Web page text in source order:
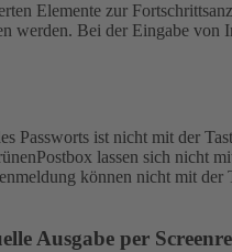
Elemente zur
werden. Bei der Eingabe von
Passworts ist nicht mit der
lassen sich nicht
können nicht mit der
Ausgabe per